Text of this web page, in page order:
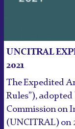
UNCITRAL
2021
The Expedited
Rules”),
Commission on
(UNCITRAL) on